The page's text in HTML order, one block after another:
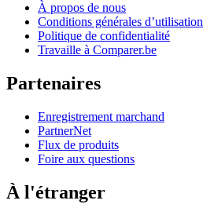
À propos de nous
Conditions générales d’utilisation
Politique de confidentialité
Travaille à Comparer.be
Partenaires
Enregistrement marchand
PartnerNet
Flux de produits
Foire aux questions
À l'étranger